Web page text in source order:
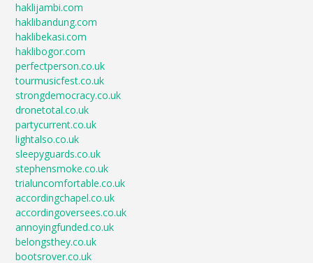
haklijambi.com
haklibandung.com
haklibekasi.com
haklibogor.com
perfectperson.co.uk
tourmusicfest.co.uk
strongdemocracy.co.uk
dronetotal.co.uk
partycurrent.co.uk
lightalso.co.uk
sleepyguards.co.uk
stephensmoke.co.uk
trialuncomfortable.co.uk
accordingchapel.co.uk
accordingoversees.co.uk
annoyingfunded.co.uk
belongsthey.co.uk
bootsrover.co.uk